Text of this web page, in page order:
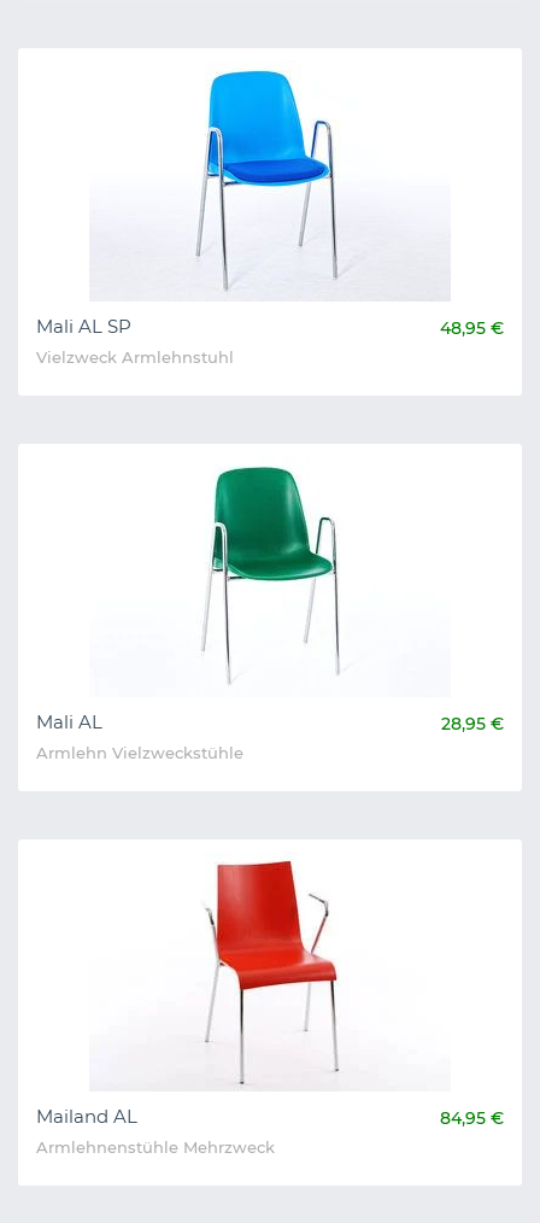
Mali AL SP 48,95 €
Vielzweck Armlehnstuhl
Mali AL 28,95 €
Armlehn Vielzweckstühle
Mailand AL 84,95 €
Armlehnenstühle Mehrzweck